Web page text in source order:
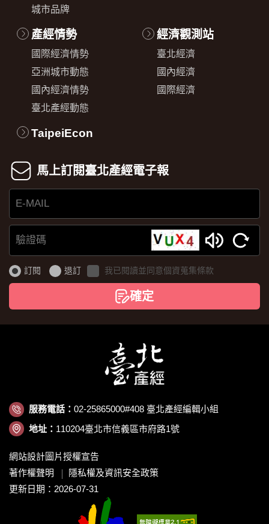
城市品牌
產經情勢
國際經濟情勢
亞洲城市動態
國內經濟情勢
臺北產經動態
經濟觀測站
臺北經濟
國內經濟
國際經濟
TaipeiEcon
馬上訂閱臺北產經電子報
E-
MAIL
證
碼
訂閱 退訂 我已閱讀並同意個資蒐集條款
確定
服務電話： 02-25865000#408 臺北產經編輯小組
地址： 110204臺北市信義區市府路1號
網站設計圖片授權宣告
著作權聲明
隱私權及資訊安全政策
更新日期：2026-07-31